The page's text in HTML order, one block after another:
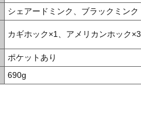
シェアードミンク、ブラックミンク
カギホック×1、アメリカンホック×3
ポケットあり
690g